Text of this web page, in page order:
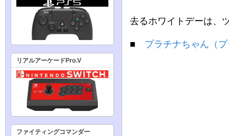
去るホワイトデーは、
■ プラチナちゃん（
リアルアーケードPro.V
ファイティングコマンダー